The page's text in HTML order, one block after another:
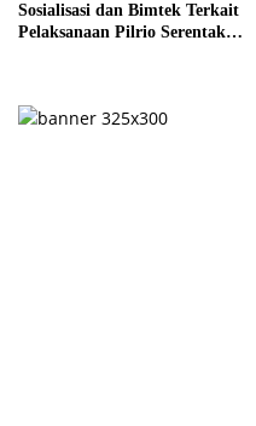
Sosialisasi dan Bimtek Terkait
Pelaksanaan Pilrio Serentak